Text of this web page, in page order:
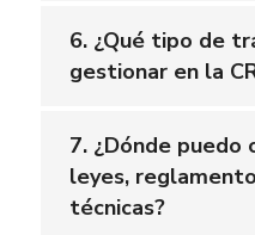
6. ¿Qué tipo de
gestionar en la
7. ¿Dónde puedo
leyes,
técnicas?